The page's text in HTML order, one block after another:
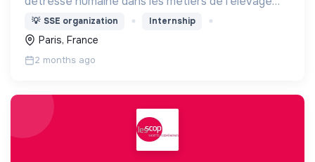
(animaux de rente)
💡 SSE organization Internship
Paris, France
2 months ago